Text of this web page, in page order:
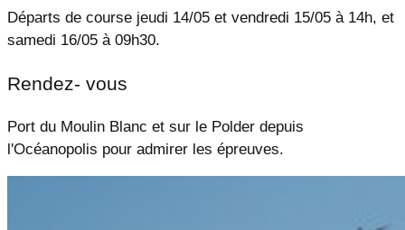
Départs de course jeudi 14/05 et vendredi 15/05 à 14h, et
samedi 16/05 à 09h30.
Rendez- vous
Port du Moulin Blanc et sur le Polder depuis
l'Océanopolis pour admirer les épreuves.